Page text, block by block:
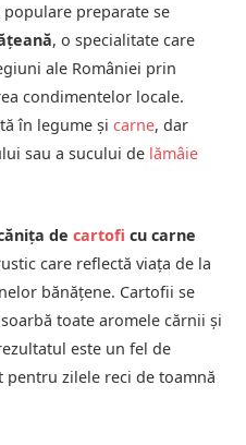
preparate se
, o specialitate care
ale României prin
condimentelor locale.
în legume și carne, dar
sau a sucului de lămâie
de cartofi cu carne
care reflectă viața de la
bănățene. Cartofii se
toate aromele cărnii și
este un fel de
zilele reci de toamnă